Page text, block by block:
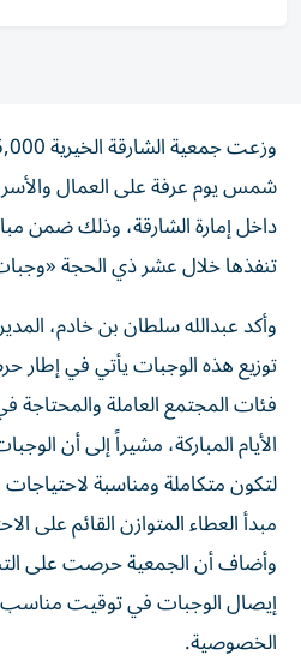
شمس يوم عرفة على العمال
داخل إمارة الشارقة، وذلك ضمن
تنفذها خلال عشر ذي الحجة
وأكد عبدالله سلطان بن خادم،
توزيع هذه الوجبات يأتي في إطار
فئات المجتمع العاملة والمحتاجة
الأيام المباركة، مشيراً إلى أن
لتكون متكاملة ومناسبة
مبدأ العطاء المتوازن القائم على
وأضاف أن الجمعية حرصت على
إيصال الوجبات في توقيت
الخصوصية.